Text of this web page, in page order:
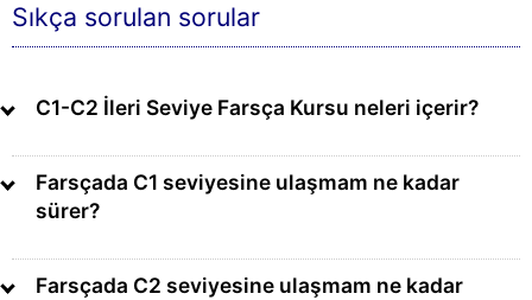
Sıkça sorulan sorular
C1-C2 İleri Seviye Farsça Kursu neleri içerir?
Farsçada C1 seviyesine ulaşmam ne kadar
sürer?
Farsçada C2 seviyesine ulaşmam ne kadar